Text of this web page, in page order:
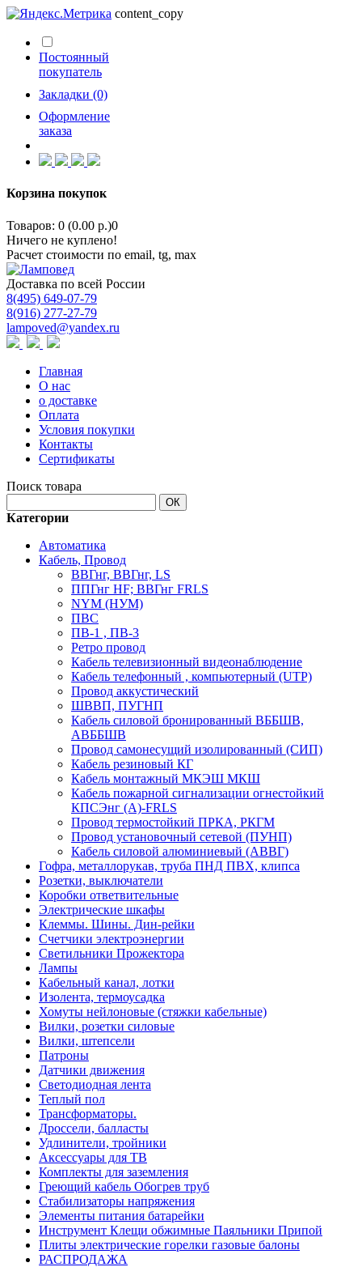
content_copy
Постоянный
покупатель
Закладки (0)
Оформление
заказа
Корзина покупок
Товаров: 0 (0.00 р.)0
Ничего не куплено!
Расчет стоимости по email, tg, max
Доставка по всей России
8(495) 649-07-79
8(916) 277-27-79
lampoved@yandex.ru
Главная
О нас
о доставке
Оплата
Условия покупки
Контакты
Сертификаты
Поиск товара
ОК
Категории
Автоматика
Кабель, Провод
ВВГнг, ВВГнг, LS
ППГнг HF; ВВГнг FRLS
NYM (НУМ)
ПВС
ПВ-1 , ПВ-3
Ретро провод
Кабель телевизионный видеонаблюдение
Кабель телефонный , компьютерный (UTP)
Провод аккустический
ШВВП, ПУГНП
Кабель силовой бронированный ВББШВ,
АВББШВ
Провод самонесущий изолированный (СИП)
Кабель резиновый КГ
Кабель монтажный МКЭШ МКШ
Кабель пожарной сигнализации огнестойкий
КПСЭнг (А)-FRLS
Провод термостойкий ПРКА, РКГМ
Провод установочный сетевой (ПУНП)
Кабель силовой алюминиевый (АВВГ)
Гофра, металлорукав, труба ПНД ПВХ, клипса
Розетки, выключатели
Коробки ответвительные
Электрические шкафы
Клеммы. Шины. Дин-рейки
Счетчики электроэнергии
Светильники Прожектора
Лампы
Кабельный канал, лотки
Изолента, термоусадка
Хомуты нейлоновые (стяжки кабельные)
Вилки, розетки силовые
Вилки, штепсели
Патроны
Датчики движения
Светодиодная лента
Теплый пол
Трансформаторы.
Дроссели, балласты
Удлинители, тройники
Аксессуары для ТВ
Комплекты для заземления
Греющий кабель Обогрев труб
Стабилизаторы напряжения
Элементы питания батарейки
Инструмент Клещи обжимные Паяльники Припой
Плиты электрические горелки газовые балоны
РАСПРОДАЖА